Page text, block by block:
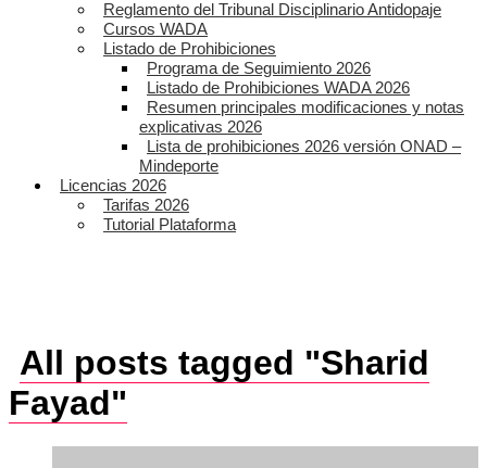
Reglamento del Tribunal Disciplinario Antidopaje
Cursos WADA
Listado de Prohibiciones
Programa de Seguimiento 2026
Listado de Prohibiciones WADA 2026
Resumen principales modificaciones y notas
explicativas 2026
Lista de prohibiciones 2026 versión ONAD –
Mindeporte
Licencias 2026
Tarifas 2026
Tutorial Plataforma
All posts tagged "Sharid
Fayad"